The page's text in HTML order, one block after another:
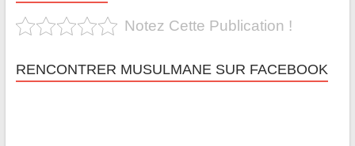
Notez Cette Publication !
RENCONTRER MUSULMANE SUR FACEBOOK